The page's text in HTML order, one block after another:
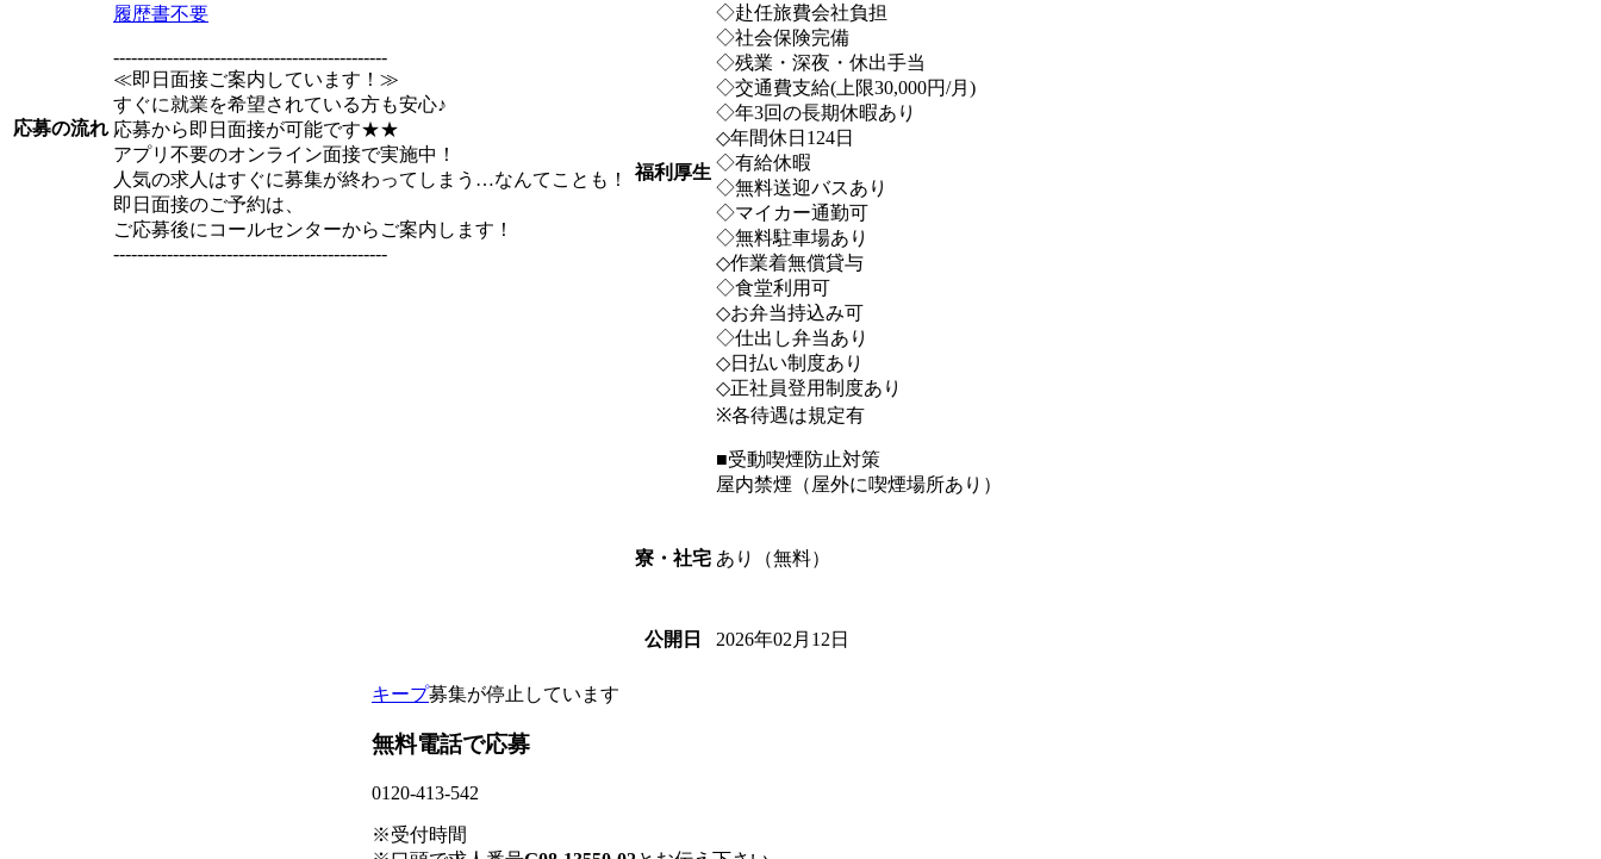
応募の流れ
履歴書不要
----------------------------------------------
≪即日面接ご案内しています！≫
すぐに就業を希望されている方も安心♪
応募から即日面接が可能です★★
アプリ不要のオンライン面接で実施中！
人気の求人はすぐに募集が終わってしまう…なんてことも！
即日面接のご予約は、
ご応募後にコールセンターからご案内します！
----------------------------------------------
福利厚生
◇赴任旅費会社負担
◇社会保険完備
◇残業・深夜・休出手当
◇交通費支給(上限30,000円/月)
◇年3回の長期休暇あり
◇年間休日124日
◇有給休暇
◇無料送迎バスあり
◇マイカー通勤可
◇無料駐車場あり
◇作業着無償貸与
◇食堂利用可
◇お弁当持込み可
◇仕出し弁当あり
◇日払い制度あり
◇正社員登用制度あり
※各待遇は規定有
■受動喫煙防止対策
屋内禁煙（屋外に喫煙場所あり）
寮・社宅 あり（無料）
公開日 2026年02月12日
キープ募集が停止しています
無料電話で応募
0120-413-542
※受付時間